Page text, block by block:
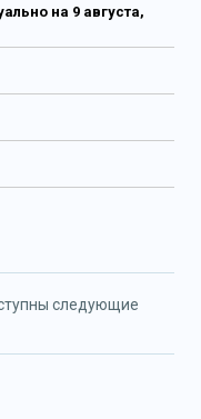
на 9 августа,
следующие